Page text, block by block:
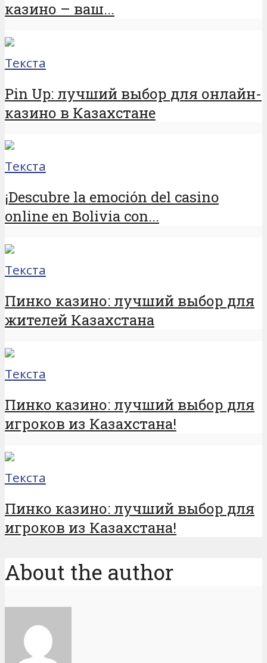
казино – ваш...
Текста
Pin Up: лучший выбор для онлайн-
казино в Казахстане
Текста
¡Descubre la emoción del casino
online en Bolivia con...
Текста
Пинко казино: лучший выбор для
жителей Казахстана
Текста
Пинко казино: лучший выбор для
игроков из Казахстана!
Текста
Пинко казино: лучший выбор для
игроков из Казахстана!
About the author